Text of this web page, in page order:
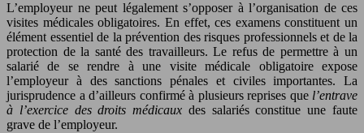
L’employeur ne peut légalement s’opposer à l’organisation de ces
visites médicales obligatoires. En effet, ces examens constituent un
élément essentiel de la prévention des risques professionnels et de la
protection de la santé des travailleurs. Le refus de permettre à un
salarié de se rendre à une visite médicale obligatoire expose
l’employeur à des sanctions pénales et civiles importantes. La
jurisprudence a d’ailleurs confirmé à plusieurs reprises que l’entrave
à l’exercice des droits médicaux des salariés constitue une faute
grave de l’employeur.